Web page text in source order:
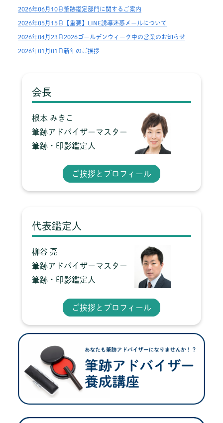
2026年06月10日筆跡鑑定部門に関するご案内
2026年05月15日【重要】LINE誘導迷惑メールについて
2026年04月23日2026ゴールデンウィーク中の営業のお知らせ
2026年01月01日新年のご挨拶
会長
根本 みきこ
筆跡アドバイザーマスター
筆跡・印影鑑定人
ご挨拶とプロフィール
代表鑑定人
柳谷 亮
筆跡アドバイザーマスター
筆跡・印影鑑定人
ご挨拶とプロフィール